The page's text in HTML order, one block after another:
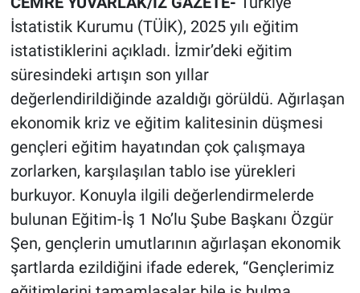
İstatistik Kurumu (TÜİK), 2025 yılı eğitim
istatistiklerini açıkladı. İzmir’deki eğitim
süresindeki artışın son yıllar
değerlendirildiğinde azaldığı görüldü. Ağırlaşan
ekonomik kriz ve eğitim kalitesinin düşmesi
gençleri eğitim hayatından çok çalışmaya
zorlarken, karşılaşılan tablo ise yürekleri
burkuyor. Konuyla ilgili değerlendirmelerde
bulunan Eğitim-İş 1 No’lu Şube Başkanı Özgür
Şen, gençlerin umutlarının ağırlaşan ekonomik
şartlarda ezildiğini ifade ederek, “Gençlerimiz